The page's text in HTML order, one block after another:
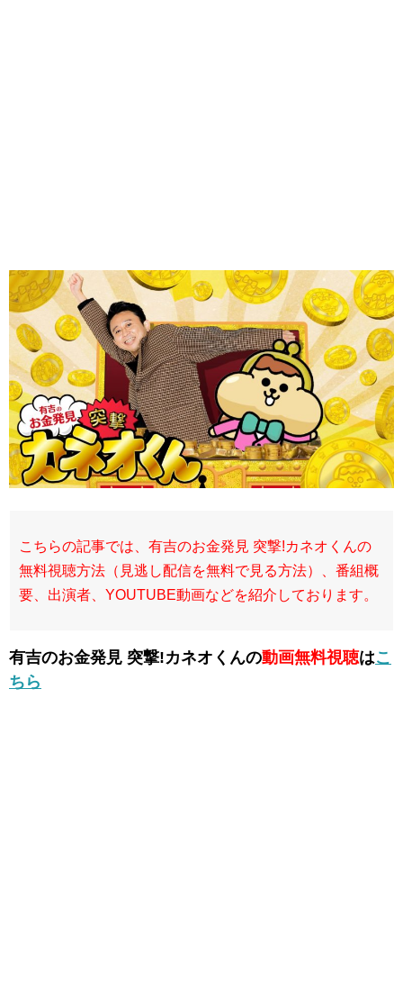
こちらの記事では、有吉のお金発見 突撃!カネオくんの
無料視聴方法（見逃し配信を無料で見る方法）、番組概
要、出演者、YOUTUBE動画などを紹介しております。
有吉のお金発見 突撃!カネオくんの動画無料視聴はこ
ちら